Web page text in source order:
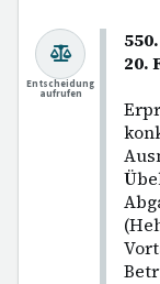
20.
Entscheidung
aufrufen